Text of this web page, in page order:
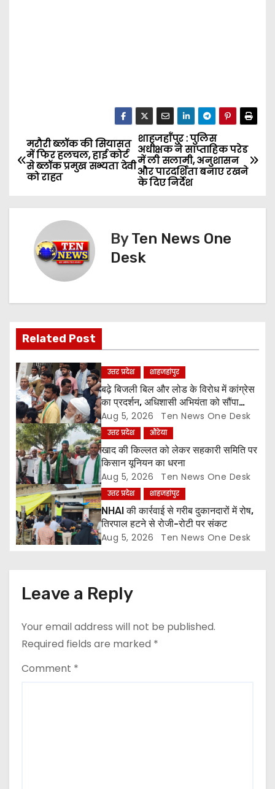
P
o
v
i
g
a
t
i
o
n
शाहजहाँपुर : पुलिस
अधीक्षक ने साप्ताहिक परेड
में ली सलामी, अनुशासन
और पारदर्शिता बनाए रखने
के दिए निर्देश
मरौरी ब्लॉक की सियासत
में फिर हलचल, हाई कोर्ट
से ब्लॉक प्रमुख सभ्यता देवी
को राहत
ByTen News One
Desk
Related Post
उत्तर प्रदेश शाहजहांपुर
बढ़े बिजली बिल और लोड के विरोध में कांग्रेस
का प्रदर्शन, अधिशासी अभियंता को सौंपा
ज्ञापन
Aug 5, 2026 Ten News One Desk
उत्तर प्रदेश औरेया
खाद की किल्लत को लेकर सहकारी समिति पर
किसान यूनियन का धरना
Aug 5, 2026 Ten News One Desk
उत्तर प्रदेश शाहजहांपुर
NHAI की कार्रवाई से गरीब दुकानदारों में रोष,
तिरपाल हटने से रोजी-रोटी पर संकट
Aug 5, 2026 Ten News One Desk
Leave a Reply
Your email address will not be published.
Required fields are marked *
Comment *